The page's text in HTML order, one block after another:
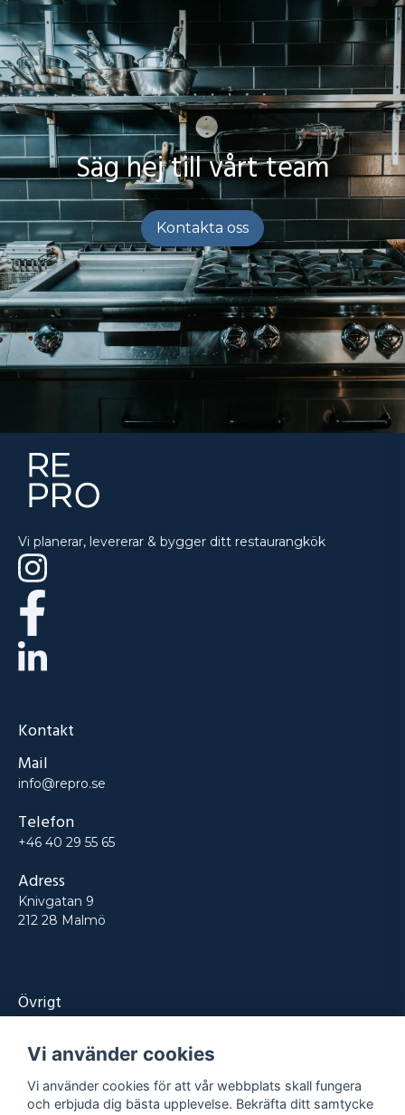
Säg hej till vårt team
Kontakta oss
Vi planerar, levererar & bygger ditt restaurangkök
Kontakt
Mail
info@repro.se
Telefon
+46 40 29 55 65
Adress
Knivgatan 9
212 28 Malmö
Övrigt
Tjänster
Kontakt
Vi använder cookies
Vi använder cookies för att vår webbplats skall fungera
och erbjuda dig bästa upplevelse. Bekräfta ditt samtycke